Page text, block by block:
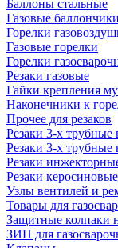
Баллоны стальные
Газовые
Горелки
Газовые горелки
Горелки
Резаки газовые
Гайки крепления
Наконечники к
Прочее для резаков
Резаки 3-х
Резаки 3-х
Резаки
Резаки керосиновые
Узлы вентилей и
Товары для
Защитные колпаки
ЗИП для